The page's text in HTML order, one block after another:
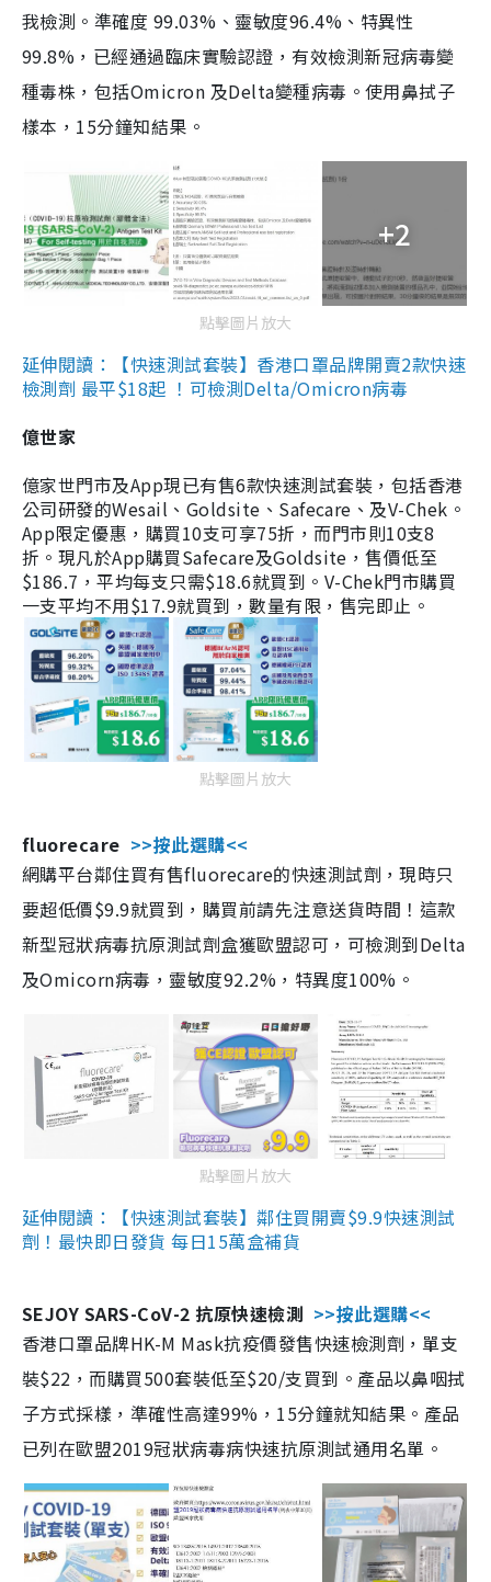
我檢測。準確度 99.03%、靈敏度96.4%、特異性
99.8%，已經通過臨床實驗認證，有效檢測新冠病毒變
種毒株，包括Omicron 及Delta變種病毒。使用鼻拭子
樣本，15分鐘知結果。
+2
點擊圖片放大
延伸閱讀：【快速測試套裝】香港口罩品牌開賣2款快速
檢測劑 最平$18起 ！可檢測Delta/Omicron病毒
億世家
億家世門市及App現已有售6款快速測試套裝，包括香港
公司研發的Wesail、Goldsite、Safecare、及V-Chek。
App限定優惠，購買10支可享75折，而門市則10支8
折。現凡於App購買Safecare及Goldsite，售價低至
$186.7，平均每支只需$18.6就買到。V-Chek門市購買
一支平均不用$17.9就買到，數量有限，售完即止。
點擊圖片放大
fluorecare >>按此選購<<
網購平台鄰住買有售fluorecare的快速測試劑，現時只
要超低價$9.9就買到，購買前請先注意送貨時間！這款
新型冠狀病毒抗原測試劑盒獲歐盟認可，可檢測到Delta
及Omicorn病毒，靈敏度92.2%，特異度100%。
點擊圖片放大
延伸閱讀：【快速測試套裝】鄰住買開賣$9.9快速測試
劑！最快即日發貨 每日15萬盒補貨
SEJOY SARS-CoV-2 抗原快速檢測 >>按此選購<<
香港口罩品牌HK-M Mask抗疫價發售快速檢測劑，單支
裝$22，而購買500套裝低至$20/支買到。產品以鼻咽拭
子方式採樣，準確性高達99%，15分鐘就知結果。產品
已列在歐盟2019冠狀病毒病快速抗原測試通用名單。